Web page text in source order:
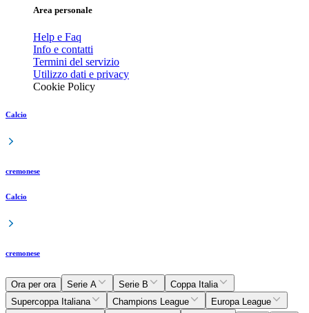
Area personale
Help e Faq
Info e contatti
Termini del servizio
Utilizzo dati e privacy
Cookie Policy
Calcio
cremonese
Calcio
cremonese
Ora per ora Serie A Serie B
Coppa Italia
Supercoppa Italiana
Champions League
Europa League